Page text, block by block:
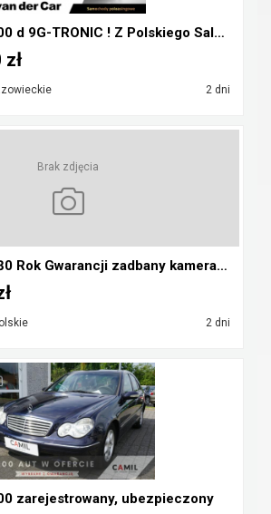
Mercedes G 400 d 9G-TRONIC ! Z Polskiego Salonu ! ...
2 dni
Brak zdjęcia
Mercedes A 180 Rok Gwarancji zadbany kamera pdc au...
2 dni
zarejestrowany, ubezpieczony